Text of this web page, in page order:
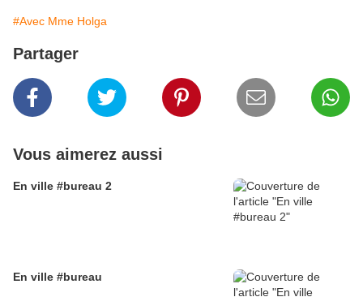
#Avec Mme Holga
Partager
Vous aimerez aussi
En ville #bureau 2
En ville #bureau